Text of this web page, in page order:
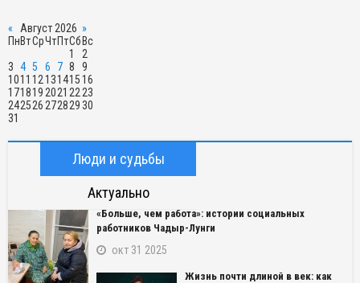
« Август 2026 »
ПнВтСрЧтПтСб Вс
1
2
3 4 5 6 7 8
9
1011 1213141516
171819 2021 22 23
242526 27282930
31
Люди и судьбы
Актуально
«Больше, чем работа»: истории социальных
работников Чадыр-Лунги
окт 31 2025
Жизнь почти длиной в век: как